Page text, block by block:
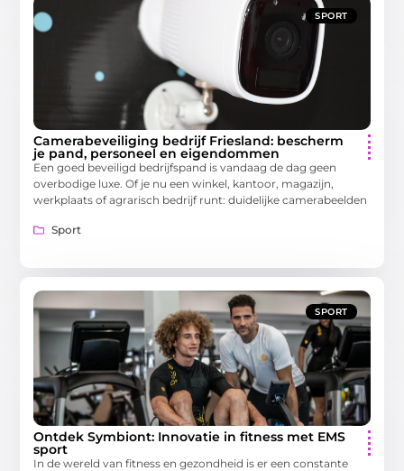
SPORT
Camerabeveiliging bedrijf Friesland: bescherm
je pand, personeel en eigendommen
Een goed beveiligd bedrijfspand is vandaag de dag geen
overbodige luxe. Of je nu een winkel, kantoor, magazijn,
werkplaats of agrarisch bedrijf runt: duidelijke camerabeelden
Sport
SPORT
Ontdek Symbiont: Innovatie in fitness met EMS
sport
In de wereld van fitness en gezondheid is er een constante